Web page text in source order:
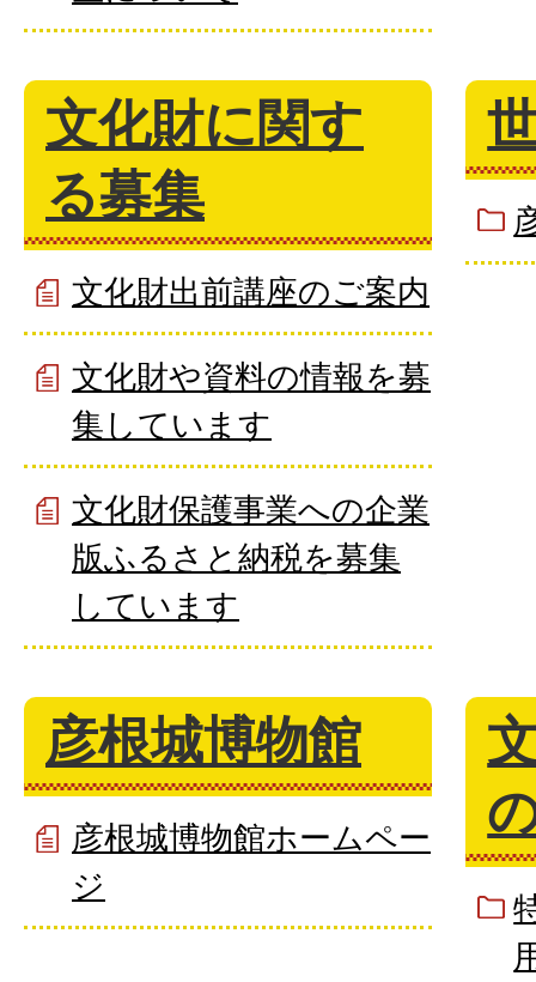
文化財に関す
る募集
文化財出前講座のご案内
文化財や資料の情報を募
集しています
文化財保護事業への企業
版ふるさと納税を募集
しています
彦根城博物館
彦根城博物館ホームペー
ジ